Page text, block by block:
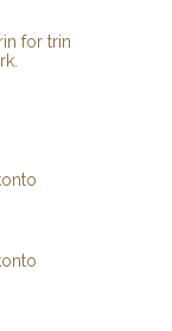
for trin